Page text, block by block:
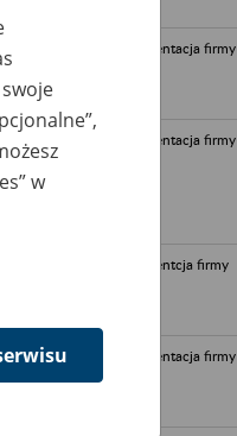
Dokumentacja firmy
Dokumentacja firmy
Dokumentcja firmy
Dokumentacja firmy
w